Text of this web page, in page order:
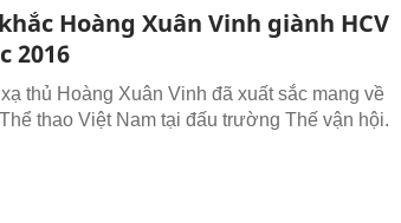
Hoàng Xuân Vinh giành HCV
2016
thủ Hoàng Xuân Vinh đã xuất sắc mang về
thao Việt Nam tại đấu trường Thế vận hội.